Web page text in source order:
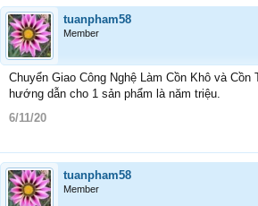
tuanpham58
Member
Chuyển Giao Công Nghệ Làm Cồn Khô và
hướng dẫn cho 1 sản phẩm là năm triệu.
6/11/20
tuanpham58
Member